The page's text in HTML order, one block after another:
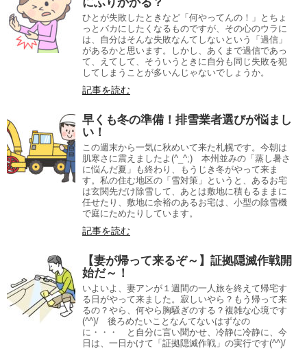
ひとが失敗したときなど「何やってんの！」とちょ
っとバカにしたくなるものですが、その心のウラに
は、自分はそんな失敗なんてしないという「過信」
があるかと思います。しかし、あくまで過信であっ
て、えてして、そういうときに自分も同じ失敗を犯
してしまうことが多いんじゃないでしょうか。
記事を読む
早くも冬の準備！排雪業者選びが悩まし
い！
この週末から一気に秋めいて来た札幌です。今朝は
肌寒さに震えましたよ(^_^;) 本州並みの「蒸し暑さ
に悩んだ夏」も終わり、もうじき冬がやって来ま
す。私の住む地区の「雪対策」というと、あるお宅
は玄関先だけ除雪して、あとは敷地に積もるままに
任せたり、敷地に余裕のあるお宅は、小型の除雪機
で庭にためたりしています。
記事を読む
【妻が帰って来るぞ～】証拠隠滅作戦開
始だ～！
いよいよ、妻アンが１週間の一人旅を終えて帰宅す
る日がやって来ました。寂しいやら？もう帰って来
るの？やら、何やら胸騒ぎのする？複雑な心境です
(^^)/ 後ろめたいことなんてないはずなの
に・・・ と自分に言い聞かせ、冷静に冷静に、今
日は、一日かけて「証拠隠滅作戦」の実行です(^^)/